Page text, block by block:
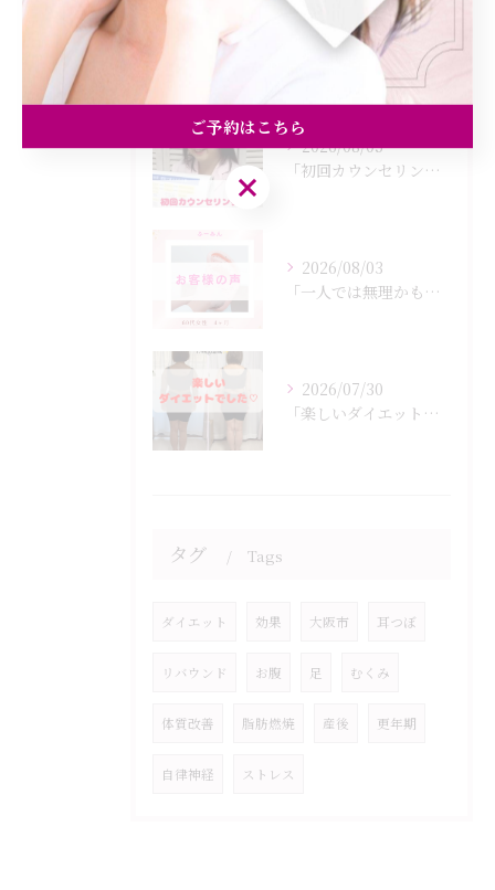
最近の投稿 Recent Posts
2026/08/05
「初回カウンセリングでは何をするの？」
2026/08/03
「一人では無理かも…」
2026/07/30
「楽しいダイエットでした♡」
タグ Tags
ダイエット 効果 大阪市 耳つぼ
リバウンド お腹 足 むくみ
体質改善 脂肪燃焼 産後 更年期
自律神経 ストレス
ご予約はこちら
ご予約はこちら